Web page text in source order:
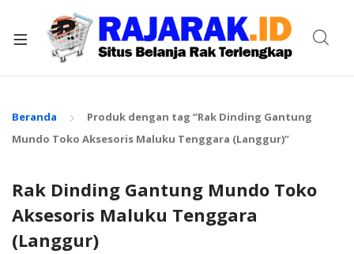
Beranda
Produk dengan tag “Rak Dinding Gantung
Mundo Toko Aksesoris Maluku Tenggara (Langgur)”
Rak Dinding Gantung Mundo Toko
Aksesoris Maluku Tenggara
(Langgur)